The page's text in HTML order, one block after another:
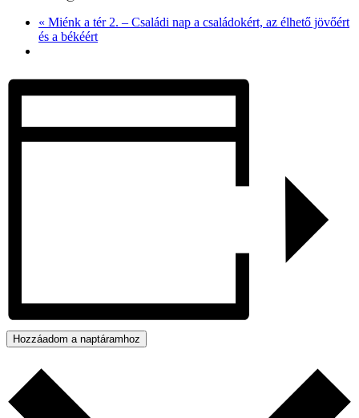
« Miénk a tér 2. – Családi nap a családokért, az élhető jövőért
és a békéért
Hozzáadom a naptáramhoz